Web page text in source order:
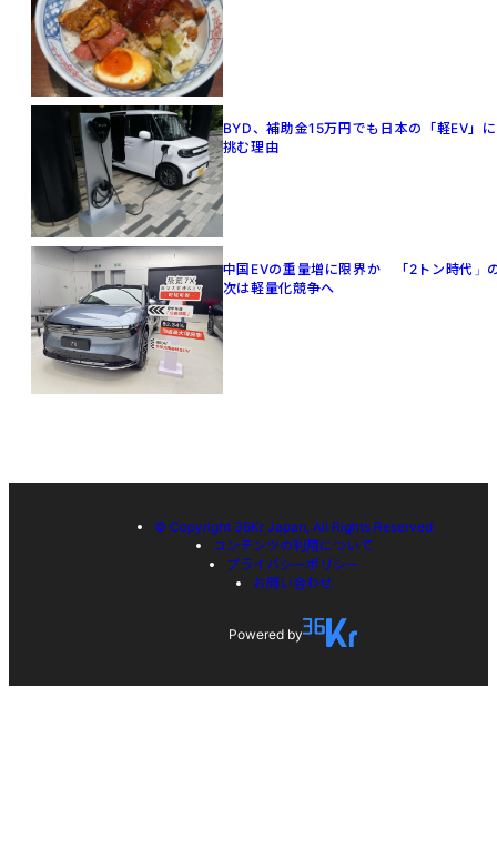
BYD、補助金15万円でも日本の「軽EV」に
挑む理由
中国EVの重量増に限界か 「2トン時代」
次は軽量化競争へ
© Copyright 36Kr Japan, All Rights Reserved
コンテンツの利用について
プライバシーポリシー
お問い合わせ
Powered by